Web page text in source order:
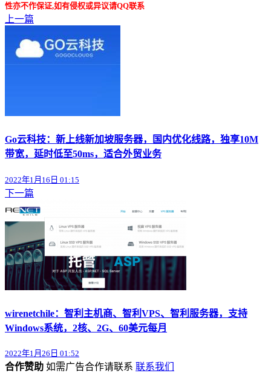
性亦不作保证,如有侵权或异议请QQ联系
上一篇
Go云科技：新上线新加坡服务器，国内优化线路，独享10M
带宽，延时低至50ms，适合外贸业务
2022年1月16日 01:15
下一篇
wirenetchile：智利主机商、智利VPS、智利服务器，支持
Windows系统，2核、2G、60美元每月
2022年1月26日 01:52
合作赞助 如需广告合作请联系 联系我们